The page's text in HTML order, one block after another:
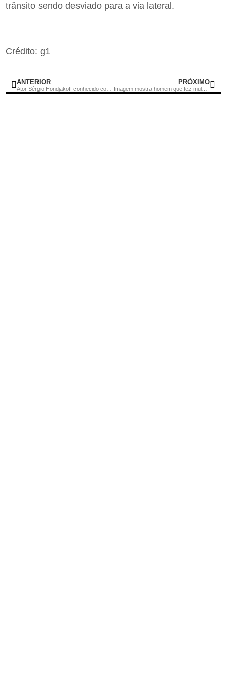
trânsito sendo desviado para a via lateral.
Crédito: g1
ANTERIOR
Ator Sérgio Hondjakoff conhecido como “Cabeção” inicia tratamento contra dependência química em Sorocaba
PRÓXIMO